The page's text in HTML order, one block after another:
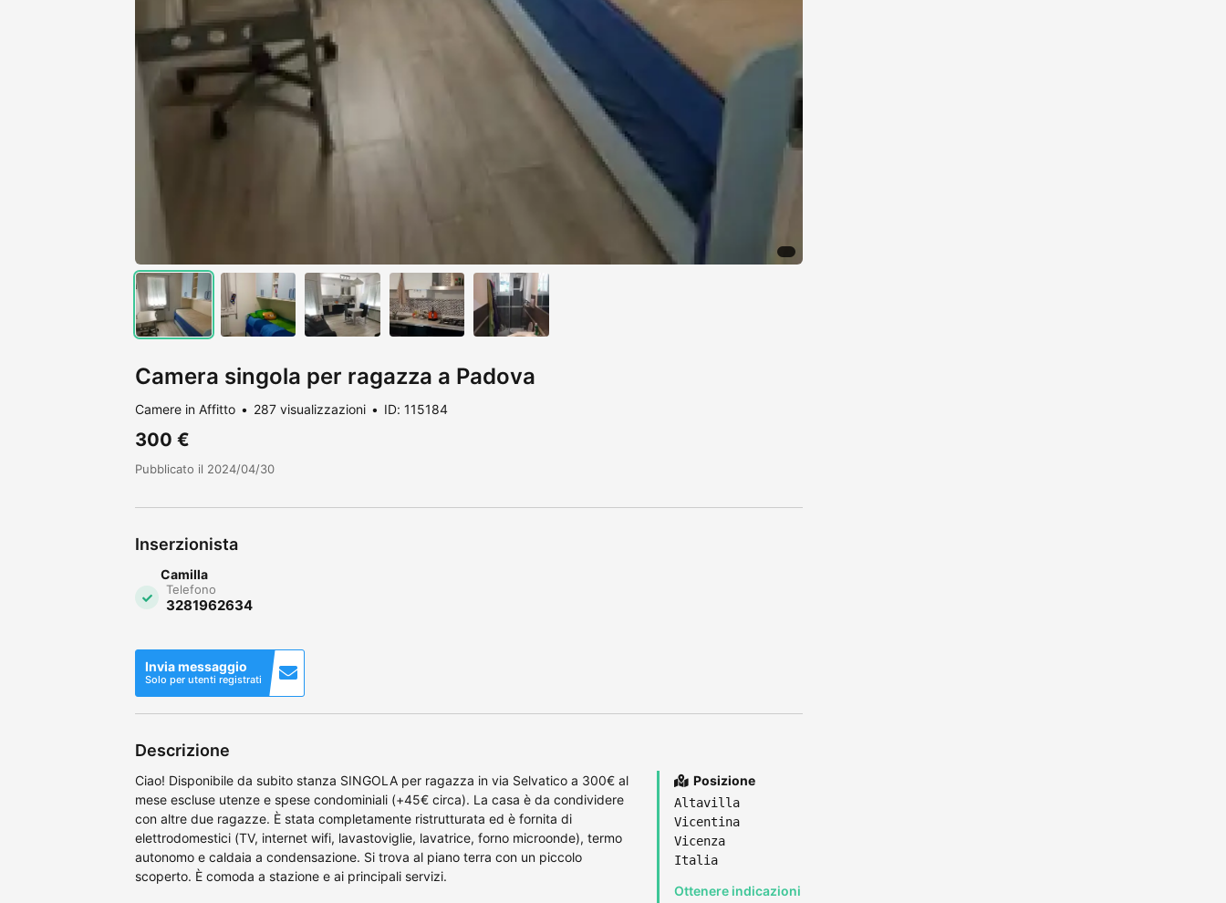
Camera singola per ragazza a Padova
Camere in Affitto 287 visualizzazioni ID: 115184
300 €
Pubblicato il 2024/04/30
Inserzionista
Camilla
Telefono
3281962634
Invia messaggio
Solo per utenti registrati
Descrizione
Ciao! Disponibile da subito stanza SINGOLA per ragazza in via Selvatico a 300€ al
mese escluse utenze e spese condominiali (+45€ circa). La casa è da condividere
con altre due ragazze. È stata completamente ristrutturata ed è fornita di
elettrodomestici (TV, internet wifi, lavastoviglie, lavatrice, forno microonde), termo
autonomo e caldaia a condensazione. Si trova al piano terra con un piccolo
scoperto. È comoda a stazione e ai principali servizi.
Posizione
Altavilla
Vicentina
Vicenza
Italia
Ottenere indicazioni